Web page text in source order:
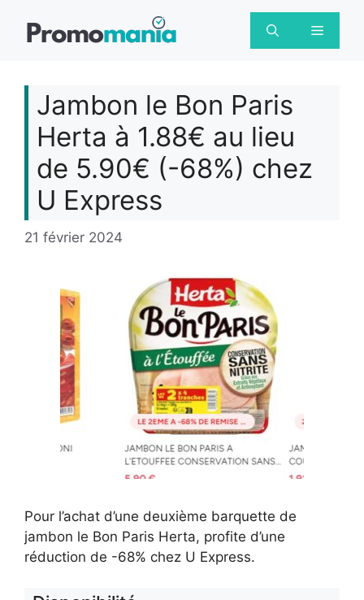
Menu
Jambon le Bon Paris
Herta à 1.88€ au lieu
de 5.90€ (-68%) chez
U Express
21 février 2024
Pour l’achat d’une deuxième barquette de
jambon le Bon Paris Herta, profite d’une
réduction de -68% chez U Express.